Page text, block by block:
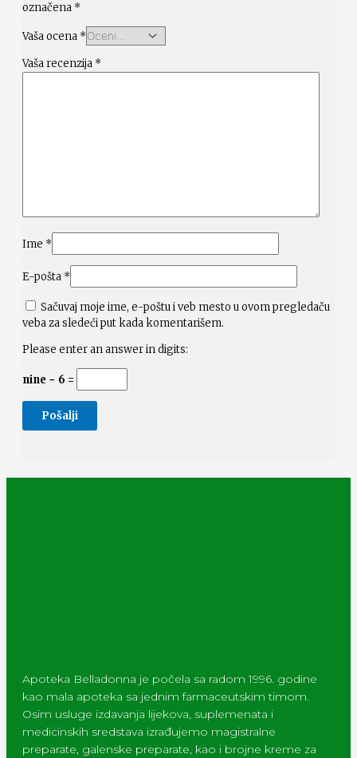
označena *
Vaša ocena *
Vaša recenzija *
Ime *
E-pošta *
Sačuvaj moje ime, e-poštu i veb mesto u ovom pregledaču
veba za sledeći put kada komentarišem.
Please enter an answer in digits:
nine − 6 =
Apoteka Belladonna je počela sa radom 1996. godine
kao mala apoteka sa jednim farmaceutskim timom.
Osim usluge izdavanja lijekova, suplemenata i
medicinskih sredstava izrađujemo magistralne
preparate, galenske preparate, kao i brojne kreme za